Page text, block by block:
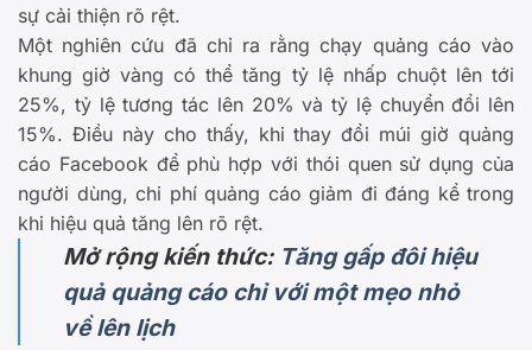
sự cải thiện rõ rệt.
Một nghiên cứu đã chỉ ra rằng chạy quảng cáo vào
khung giờ vàng có thể tăng tỷ lệ nhấp chuột lên tới
25%, tỷ lệ tương tác lên 20% và tỷ lệ chuyển đổi lên
15%. Điều này cho thấy, khi thay đổi múi giờ quảng
cáo Facebook để phù hợp với thói quen sử dụng của
người dùng, chi phí quảng cáo giảm đi đáng kể trong
khi hiệu quả tăng lên rõ rệt.
Mở rộng kiến thức: Tăng gấp đôi hiệu
quả quảng cáo chỉ với một mẹo nhỏ
về lên lịch